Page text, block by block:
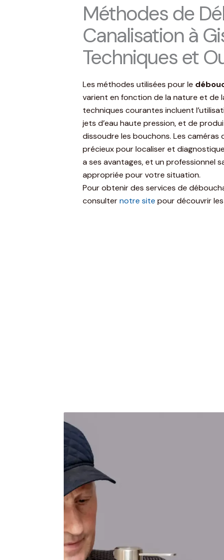
Méthodes de
Canalisation à
Techniques et
Les méthodes utilisées pour le
varient en fonction de la nature et de
techniques courantes incluent
jets d’eau haute pression, et de
dissoudre les bouchons. Les
précieux pour localiser et
a ses avantages, et un professionnel
appropriée pour votre situation.
Pour obtenir des services de
consulternotre site pour découvrir